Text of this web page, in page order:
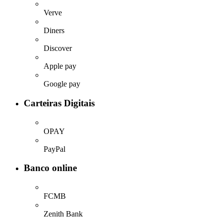
Verve
Diners
Discover
Apple pay
Google pay
Carteiras Digitais
OPAY
PayPal
Banco online
FCMB
Zenith Bank